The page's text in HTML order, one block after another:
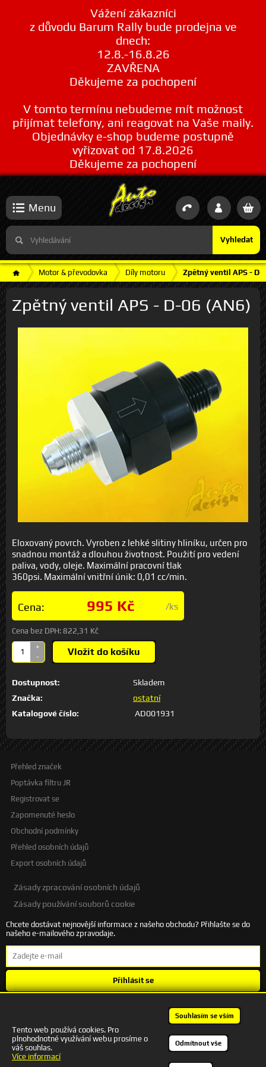
Vážení zákazníci
z důvodu Barum Rally bude prodejna ve
dnech:
12.8.-16.8.26
ZAVŘENA
Děkujeme za pochopení
V tomto termínu nebudeme mít možnost
přijímat telefony, ani reagovat na Vaše maily.
Objednávky e-shop budeme postupně
vyřizovat od 17.8.2026
Děkujeme za pochopení
Vyhledat
Menu
Motor & převodovka Díly motoru Zpětný ventil APS - D-
Zpětný ventil APS - D-06 (AN6)
Eloxovaný povrch. Vyroben z lehké slitiny hliníku, určen pro
snadnou montáž a dlouhou životnost. Použití pro vedení
paliva, vody, oleje. Maximální pracovní tlak
360psi. Maximální vnitřní únik: 0,01 cc/min.
Cena: 995 Kč /ks
Cena bez DPH: 822,31 Kč
+
-
Vložit do košíku
Dostupnost:
Skladem
Značka:
ostatní
Katalogové číslo:
AD001931
Přehled značek
Poptávka filtru JR
Registrovat se
Zapomenuté heslo
Obchodní podmínky
Přehled osobních údajů
Export osobních údajů
Zásady zpracování osobních údajů
Zásady používání souborů cookie
Chcete dostávat nejnovější informace z našeho obchodu? Přihlašte se do
našeho e-mailového zpravodaje.
Přihlásit se
+420 601 245 172 | autodesigncb@gmail.com
Tento web používá cookies. Pro
plnohodnotné využívání webu prosíme o
váš souhlas.
Více informací
Souhlasím se vším
Odmítnout vše